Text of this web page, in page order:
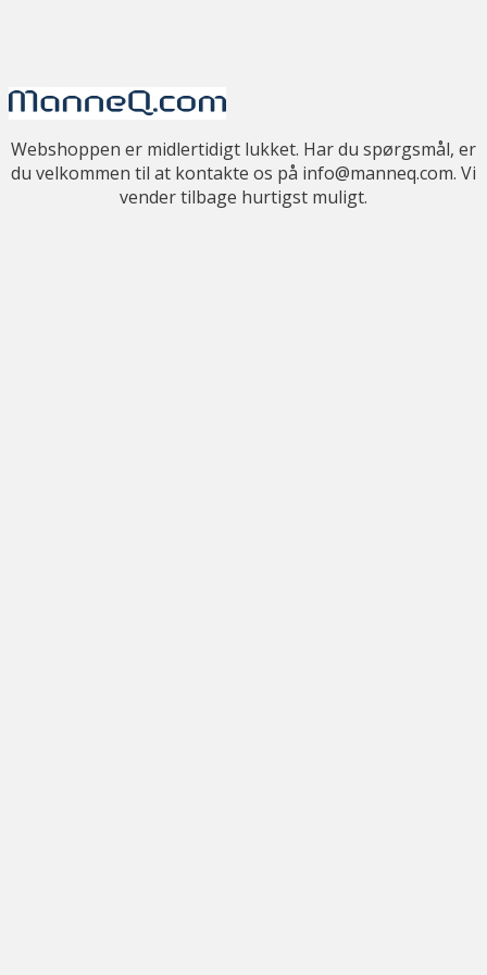
Webshoppen er midlertidigt lukket. Har du spørgsmål, er
du velkommen til at kontakte os på info@manneq.com. Vi
vender tilbage hurtigst muligt.